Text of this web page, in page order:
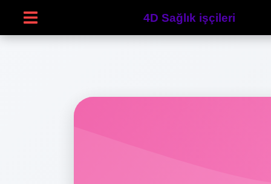
4D Sağlık işçileri